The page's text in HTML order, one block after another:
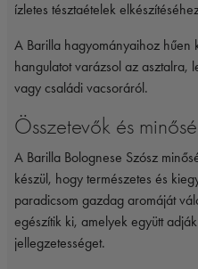
ízletes tésztaételek
A Barilla hagyományaihoz hűen
hangulatot varázsol az asztalra,
vagy családi vacsoráról.
Összetevők és
A Barilla Bolognese Szósz
készül, hogy természetes és
paradicsom gazdag aromáját
egészítik ki, amelyek együtt
jellegzetességet.